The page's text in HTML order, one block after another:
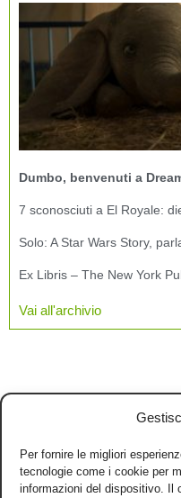
Per fornire le migliori
tecnologie come i cookie per
informazioni del dispositivo. Il
Dumbo, benvenuti a
7 sconosciuti a El Royale:
Solo: A Star Wars Story,
Ex Libris – The New York
Vai all'archivio